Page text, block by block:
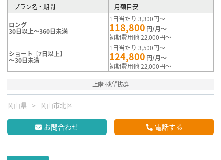
プラン名・期間 月額目安
ロング
30日以上～360日未満
1日当たり 3,300円～
118,800 円/月～
初期費用他 22,000円～
ショート【7日以上】
～30日未満
1日当たり 3,500円～
124,800 円/月～
初期費用他 22,000円～
上階･眺望抜群
岡山県 岡山市北区
お問合わせ 電話する